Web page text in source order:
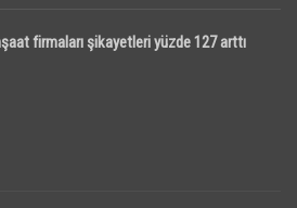
firmaları şikayetleri yüzde 127 arttı